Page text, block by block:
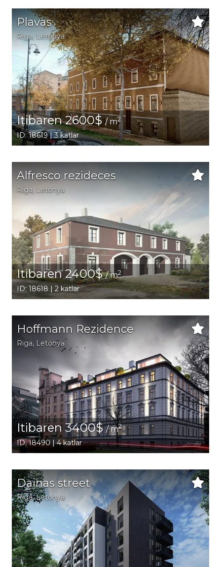
Plavas
Riga, Letonya
Itibaren 2600$/ m2
ID: 18619 | 3 katlar
Alfresco rezideces
Riga, Letonya
Itibaren 2400$/ m2
ID: 18618 | 2 katlar
Hoffmann Rezidence
Riga, Letonya
Itibaren 3400$/ m2
ID: 18490 | 4 katlar
Dainas street
Riga, Letonya